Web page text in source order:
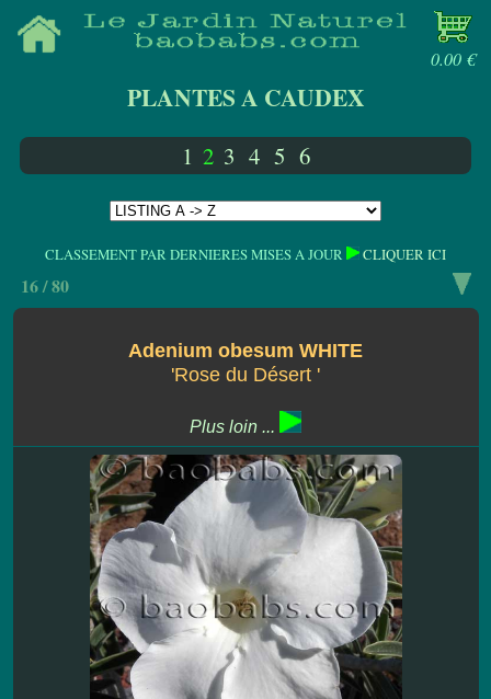
0.00 €
PLANTES A CAUDEX
1 2 3 4 5 6
CLASSEMENT PAR DERNIERES MISES A JOUR CLIQUER ICI
16 / 80
Adenium obesum WHITE
'Rose du Désert '
Plus loin ...